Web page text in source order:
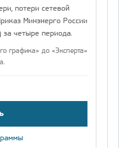
потери сетевой
Минэнерго России
за четыре периода.
графика» до «Эксперта»